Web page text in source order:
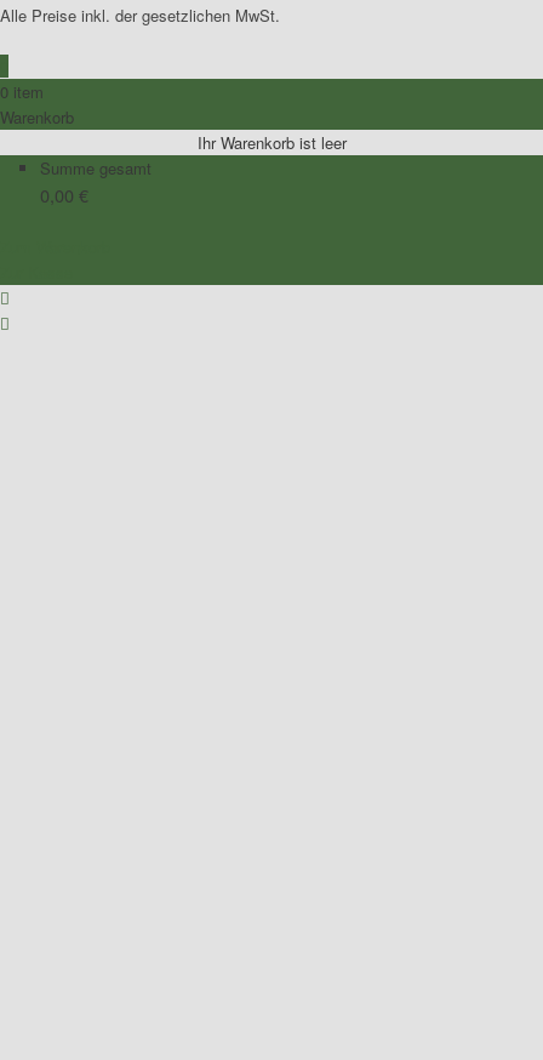
Alle Preise inkl. der gesetzlichen MwSt.
0 item
Warenkorb
Ihr Warenkorb ist leer
Summe gesamt
0,00 €